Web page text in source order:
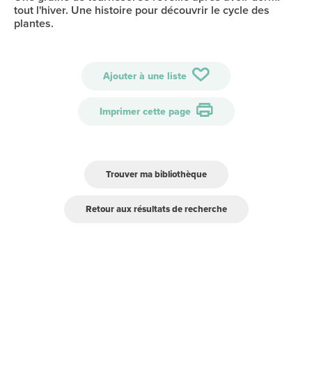
tout l'hiver. Une histoire pour découvrir le cycle des
plantes.
Ajouter à une liste
Imprimer cette page
Trouver ma bibliothèque
Retour aux résultats de recherche